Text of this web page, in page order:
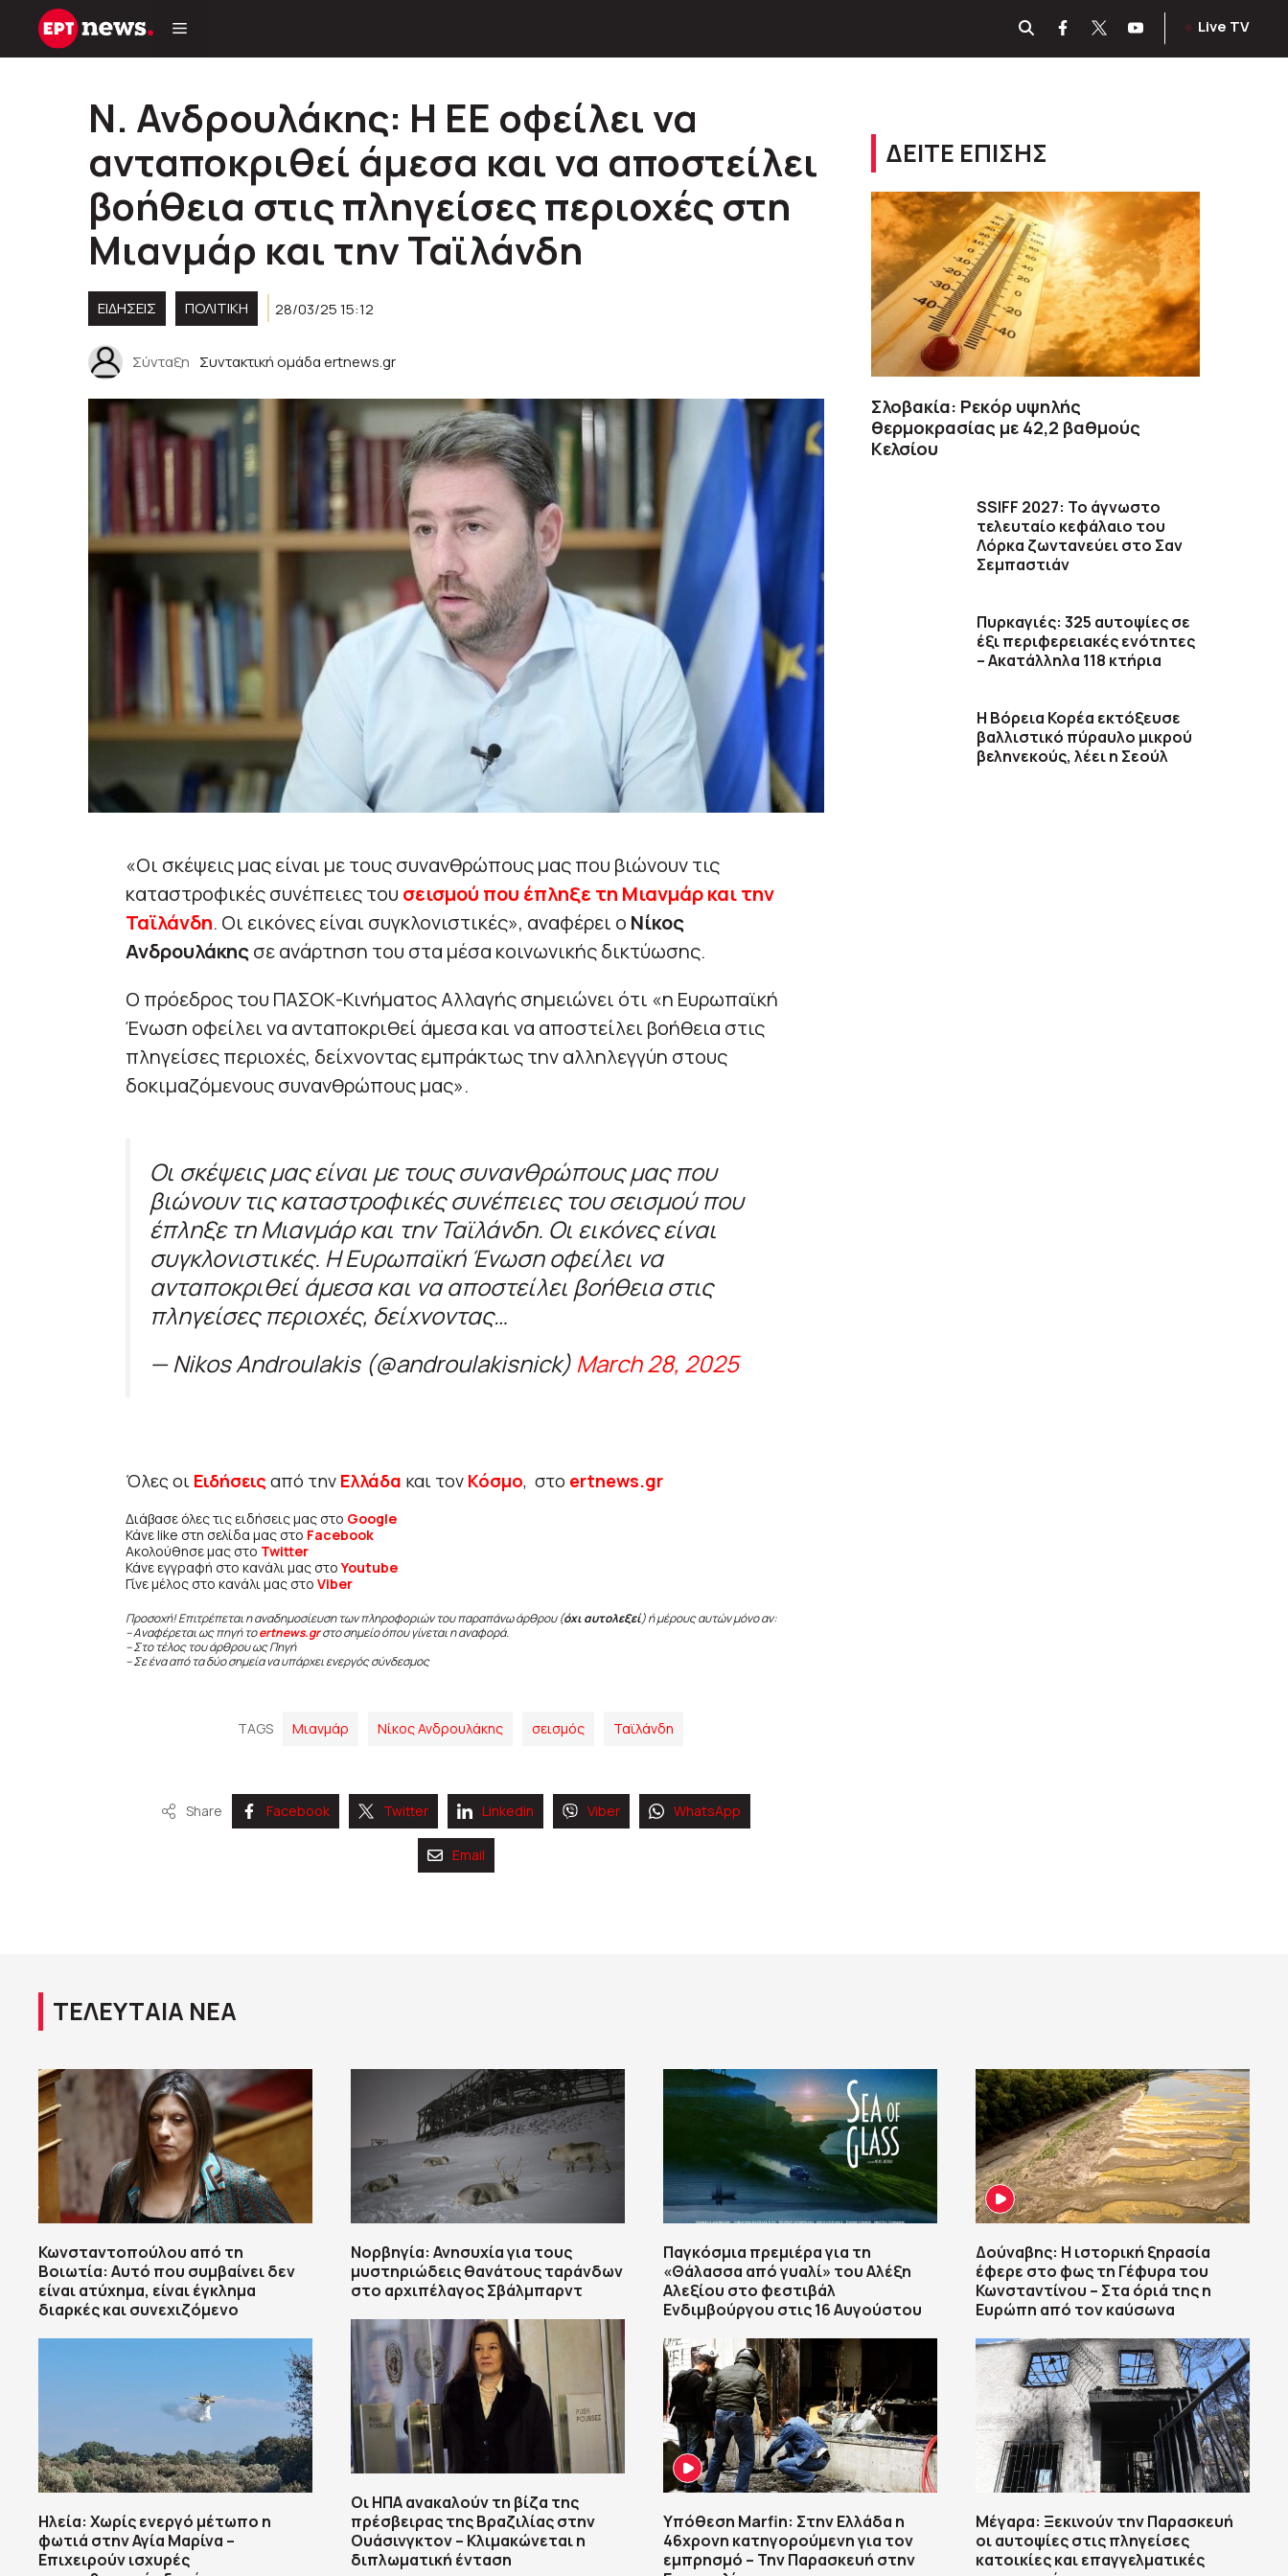
Μετάβαση
Live TV
Ν. Ανδρουλάκης: Η ΕΕ οφείλει να
ανταποκριθεί άμεσα και να αποστείλει
βοήθεια στις πληγείσες περιοχές στη
Μιανμάρ και την Ταϊλάνδη
ΕΙΔΗΣΕΙΣ ΠΟΛΙΤΙΚΉ 28/03/25 15:12
Σύνταξη Συντακτική ομάδα ertnews.gr
«Οι σκέψεις μας είναι με τους συνανθρώπους μας που βιώνουν τις
καταστροφικές συνέπειες του σεισμού που έπληξε τη Μιανμάρ και την
Ταϊλάνδη. Οι εικόνες είναι συγκλονιστικές», αναφέρει ο Νίκος
Ανδρουλάκηςσε ανάρτηση του στα μέσα κοινωνικής δικτύωσης.
Ο πρόεδρος του ΠΑΣΟΚ-Κινήματος Αλλαγής σημειώνει ότι «η Ευρωπαϊκή
Ένωση οφείλει να ανταποκριθεί άμεσα και να αποστείλει βοήθεια στις
πληγείσες περιοχές, δείχνοντας εμπράκτως την αλληλεγγύη στους
δοκιμαζόμενους συνανθρώπους μας».
Οι σκέψεις μας είναι με τους συνανθρώπους μας που
βιώνουν τις καταστροφικές συνέπειες του σεισμού που
έπληξε τη Μιανμάρ και την Ταϊλάνδη. Οι εικόνες είναι
συγκλονιστικές. Η Ευρωπαϊκή Ένωση οφείλει να
ανταποκριθεί άμεσα και να αποστείλει βοήθεια στις
πληγείσες περιοχές, δείχνοντας…
— Nikos Androulakis (@androulakisnick)March 28, 2025
Όλες οι Ειδήσεις από την Ελλάδα και τον Κόσμο, στο ertnews.gr
Διάβασε όλες τις ειδήσεις μας στο Google
Κάνε like στη σελίδα μας στο Facebook
Ακολούθησε μας στο Twitter
Κάνε εγγραφή στο κανάλι μας στοYoutube
Γίνε μέλος στο κανάλι μας στο Viber
Προσοχή! Επιτρέπεται η αναδημοσίευση των πληροφοριών του παραπάνω άρθρου (όχι αυτολεξεί) ή μέρους αυτών μόνο αν:
– Αναφέρεται ως πηγή τοertnews.gr στο σημείο όπου γίνεται η αναφορά.
– Στο τέλος του άρθρου ως Πηγή
– Σε ένα από τα δύο σημεία να υπάρχει ενεργός σύνδεσμος
TAGS Μιανμάρ Νίκος Ανδρουλάκης σεισμός Ταϊλάνδη
Share Facebook Twitter Linkedin Viber WhatsApp
Email
ΔΕΙΤΕ ΕΠΙΣΗΣ
Σλοβακία: Ρεκόρ υψηλής
θερμοκρασίας με 42,2 βαθμούς
Κελσίου
SSIFF 2027: Το άγνωστο
τελευταίο κεφάλαιο του
Λόρκα ζωντανεύει στο Σαν
Σεμπαστιάν
Πυρκαγιές: 325 αυτοψίες σε
έξι περιφερειακές ενότητες
– Ακατάλληλα 118 κτήρια
Η Βόρεια Κορέα εκτόξευσε
βαλλιστικό πύραυλο μικρού
βεληνεκούς, λέει η Σεούλ
ΤΕΛΕΥΤΑΙΑ ΝΕΑ
Κωνσταντοπούλου από τη
Βοιωτία: Αυτό που συμβαίνει δεν
είναι ατύχημα, είναι έγκλημα
διαρκές και συνεχιζόμενο
Ηλεία: Χωρίς ενεργό μέτωπο η
φωτιά στην Αγία Μαρίνα –
Επιχειρούν ισχυρές
Νορβηγία: Ανησυχία για τους
μυστηριώδεις θανάτους ταράνδων
στο αρχιπέλαγος Σβάλμπαρντ
Οι ΗΠΑ ανακαλούν τη βίζα της
πρέσβειρας της Βραζιλίας στην
Ουάσινγκτον – Κλιμακώνεται η
διπλωματική ένταση
Παγκόσμια πρεμιέρα για τη
«Θάλασσα από γυαλί» του Αλέξη
Αλεξίου στο φεστιβάλ
Ενδιμβούργου στις 16 Αυγούστου
Υπόθεση Marfin: Στην Ελλάδα η
46χρονη κατηγορούμενη για τον
εμπρησμό – Την Παρασκευή στην
Δούναβης: Η ιστορική ξηρασία
έφερε στο φως τη Γέφυρα του
Κωνσταντίνου – Στα όριά της η
Ευρώπη από τον καύσωνα
Μέγαρα: Ξεκινούν την Παρασκευή
οι αυτοψίες στις πληγείσες
κατοικίες και επαγγελματικές